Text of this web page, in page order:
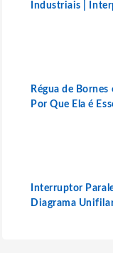
Industriais |
Régua de Bornes
Por Que Ela é
Interruptor
Diagrama